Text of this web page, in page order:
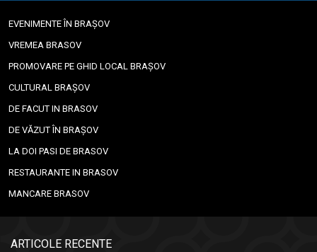
EVENIMENTE ÎN BRAȘOV
VREMEA BRASOV
PROMOVARE PE GHID LOCAL BRAȘOV
CULTURAL BRAȘOV
DE FACUT IN BRASOV
DE VĂZUT ÎN BRAȘOV
LA DOI PASI DE BRASOV
RESTAURANTE IN BRASOV
MANCARE BRASOV
ARTICOLE RECENTE